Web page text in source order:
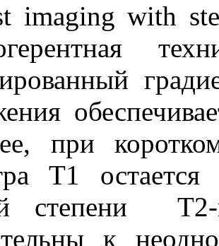
imaging with
при
Т1
степени Т2-
к